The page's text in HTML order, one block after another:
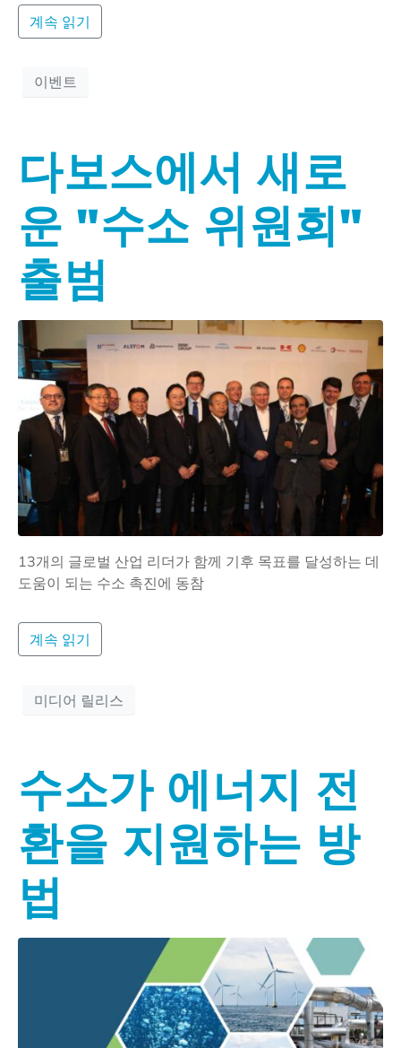
계속 읽기
이벤트
다보스에서 새로
운 "수소 위원회"
출범
13개의 글로벌 산업 리더가 함께 기후 목표를 달성하는 데
도움이 되는 수소 촉진에 동참
계속 읽기
미디어 릴리스
수소가 에너지 전
환을 지원하는 방
법